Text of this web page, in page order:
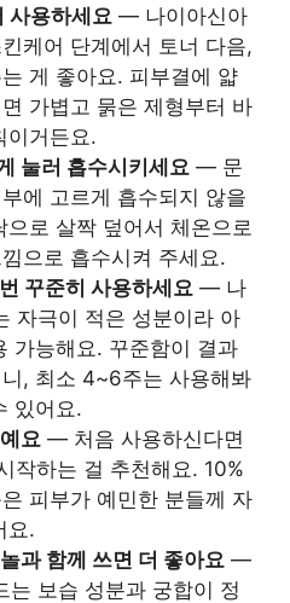
사용하세요 — 나이아신아
케어 단계에서 토너 다음,
게 좋아요. 피부결에 얇
가볍고 묽은 제형부터 바
이거든요.
눌러 흡수시키세요 — 문
에 고르게 흡수되지 않을
으로 살짝 덮어서 체온으로
으로 흡수시켜 주세요.
꾸준히 사용하세요 — 나
자극이 적은 성분이라 아
가능해요. 꾸준함이 결과
, 최소 4~6주는 사용해봐
있어요.
요 — 처음 사용하신다면
작하는 걸 추천해요. 10%
피부가 예민한 분들께 자
요.
과 함께 쓰면 더 좋아요 —
는 보습 성분과 궁합이 정